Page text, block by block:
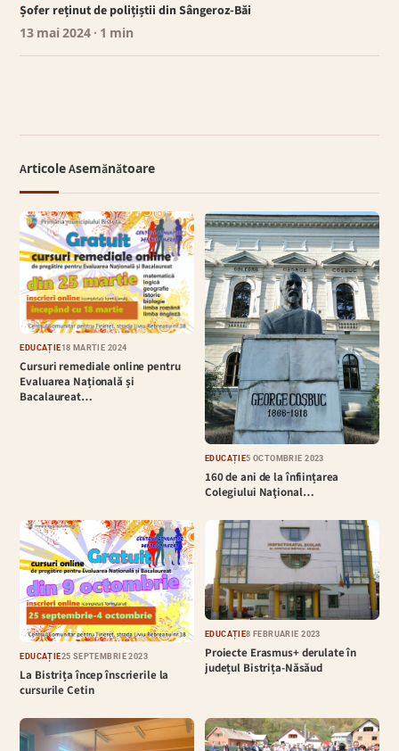
Șofer reținut de polițiștii din Sângeroz-Băi
13 mai 2024 · 1 min
Articole Asemănătoare
EDUCAȚIE18 MARTIE 2024
Cursuri remediale online pentru
Evaluarea Națională și
Bacalaureat…
EDUCAȚIE5 OCTOMBRIE 2023
160 de ani de la înființarea
Colegiului Naţional…
EDUCAȚIE25 SEPTEMBRIE 2023
La Bistrița încep înscrierile la
cursurile Cetin
EDUCAȚIE8 FEBRUARIE 2023
Proiecte Erasmus+ derulate în
județul Bistrița-Năsăud